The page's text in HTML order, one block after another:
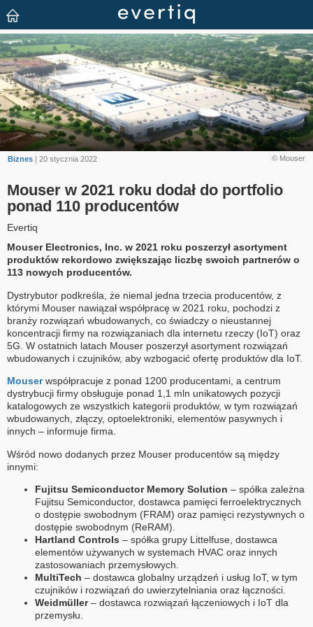
© Mouser
Biznes | 20 stycznia 2022
Mouser w 2021 roku dodał do portfolio
ponad 110 producentów
Evertiq
Mouser Electronics, Inc. w 2021 roku poszerzył asortyment
produktów rekordowo zwiększając liczbę swoich partnerów o
113 nowych producentów.
Dystrybutor podkreśla, że niemal jedna trzecia producentów, z
którymi Mouser nawiązał współpracę w 2021 roku, pochodzi z
branży rozwiązań wbudowanych, co świadczy o nieustannej
koncentracji firmy na rozwiązaniach dla internetu rzeczy (IoT) oraz
5G. W ostatnich latach Mouser poszerzył asortyment rozwiązań
wbudowanych i czujników, aby wzbogacić ofertę produktów dla IoT.
Mouserwspółpracuje z ponad 1200 producentami, a centrum
dystrybucji firmy obsługuje ponad 1,1 mln unikatowych pozycji
katalogowych ze wszystkich kategorii produktów, w tym rozwiązań
wbudowanych, złączy, optoelektroniki, elementów pasywnych i
innych – informuje firma.
Wśród nowo dodanych przez Mouser producentów są między
innymi:
Fujitsu Semiconductor Memory Solution – spółka zależna
Fujitsu Semiconductor, dostawca pamięci ferroelektrycznych
o dostępie swobodnym (FRAM) oraz pamięci rezystywnych o
dostępie swobodnym (ReRAM).
Hartland Controls – spółka grupy Littelfuse, dostawca
elementów używanych w systemach HVAC oraz innych
zastosowaniach przemysłowych.
MultiTech – dostawca globalny urządzeń i usług IoT, w tym
czujników i rozwiązań do uwierzytelniania oraz łączności.
Weidmüller– dostawca rozwiązań łączeniowych i IoT dla
przemysłu.